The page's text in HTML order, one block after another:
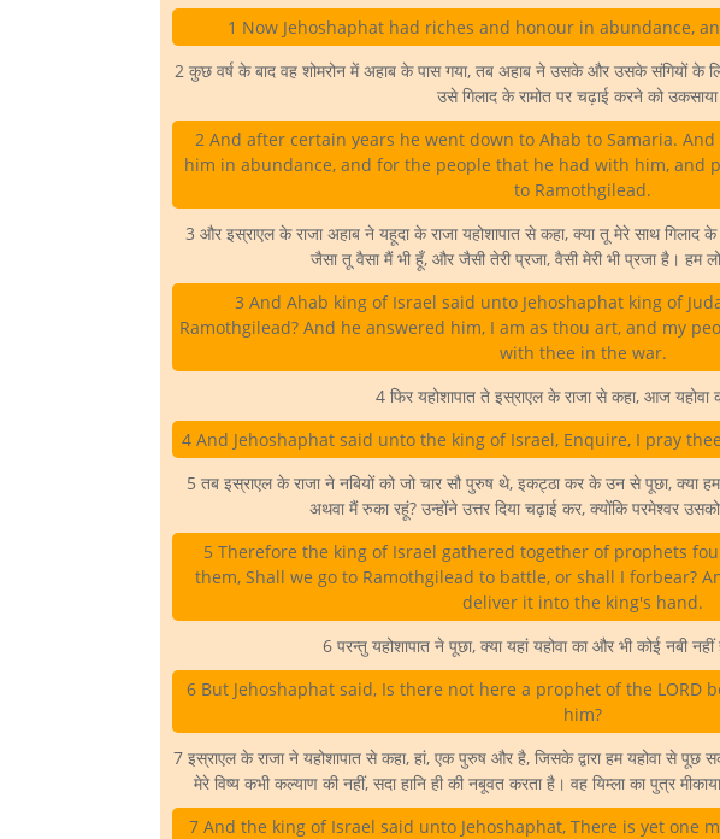
1 Now Jehoshaphat had riches and honour in abundance,
2 कुछ वर्ष के बाद वह शोमरोन में अहाब के पास गया, तब अहाब ने उसके और उसके संगियों के
उसे गिलाद के रामोत पर चढ़ाई करने को
2 And after certain years he went down to Ahab to Samaria.
him in abundance, and for the people that he had with him, and
to Ramothgilead.
3 और इस्राएल के राजा अहाब ने यहूदा के राजा यहोशापात से कहा, क्या तू मेरे साथ गिलाद के
जैसा तू वैसा मैं भी हूँ, और जैसी तेरी प्रजा, वैसी मेरी भी प्रजा है। हम
3 And Ahab king of Israel said unto Jehoshaphat king of
Ramothgilead? And he answered him, I am as thou art, and my
with thee in the war.
4 फिर यहोशापात ते इस्राएल के राजा से कहा, आज यहोवा
4 And Jehoshaphat said unto the king of Israel, Enquire, I pray
5 तब इस्राएल के राजा ने नबियों को जो चार सौ पुरुष थे, इकट्ठा कर के उन से पूछा, क्या
अथवा मैं रुका रहूं? उन्होंने उत्तर दिया चढ़ाई कर, क्योंकि परमेश्वर
5 Therefore the king of Israel gathered together of prophets
them, Shall we go to Ramothgilead to battle, or shall I forbear?
deliver it into the king's hand.
6 परन्तु यहोशापात ने पूछा, क्या यहां यहोवा का और भी कोई नबी
6 But Jehoshaphat said, Is there not here a prophet of the LORD
him?
7 इस्राएल के राजा ने यहोशापात से कहा, हां, एक पुरुष और है, जिसके द्वारा हम यहोवा से
मेरे विष्य कभी कल्याण की नहीं, सदा हानि ही की नबूवत करता है। वह यिम्ला का पुत्र
7 And the king of Israel said unto Jehoshaphat, There is yet one